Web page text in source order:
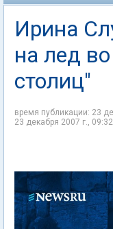
Ирина
на лед
столиц"
время публикации: 23
23 декабря 2007 г., 09:32